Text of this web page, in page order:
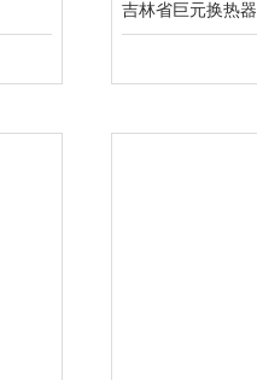
吉林省巨元换热器